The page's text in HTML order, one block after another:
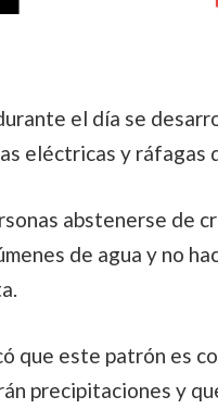
el día se
eléctricas y ráfagas
abstenerse de
de agua y no
que este patrón es
precipitaciones y